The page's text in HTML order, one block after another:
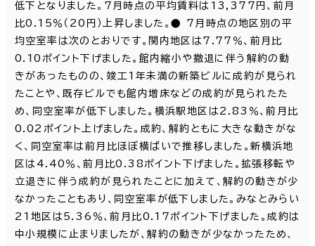
低下となりました。7月時点の平均賃料は13,377円、前月
比0.15％（20円）上昇しました。● 7月時点の地区別の平
均空室率は次のとおりです。関内地区は7.77％、前月比
0.10ポイント下げました。館内縮小や撤退に伴う解約の動
きがあったものの、竣工1年未満の新築ビルに成約が見られ
たことや、既存ビルでも館内増床などの成約が見られたた
め、同空室率が低下しました。横浜駅地区は2.83％、前月比
0.02ポイント上げました。成約、解約ともに大きな動きがな
く、同空室率は前月比ほぼ横ばいで推移しました。新横浜地
区は4.40％、前月比0.38ポイント下げました。拡張移転や
立退きに伴う成約が見られたことに加えて、解約の動きが少
なかったこともあり、同空室率が低下しました。みなとみらい
21地区は5.36％、前月比0.17ポイント下げました。成約は
中小規模に止まりましたが、解約の動きが少なかったため、